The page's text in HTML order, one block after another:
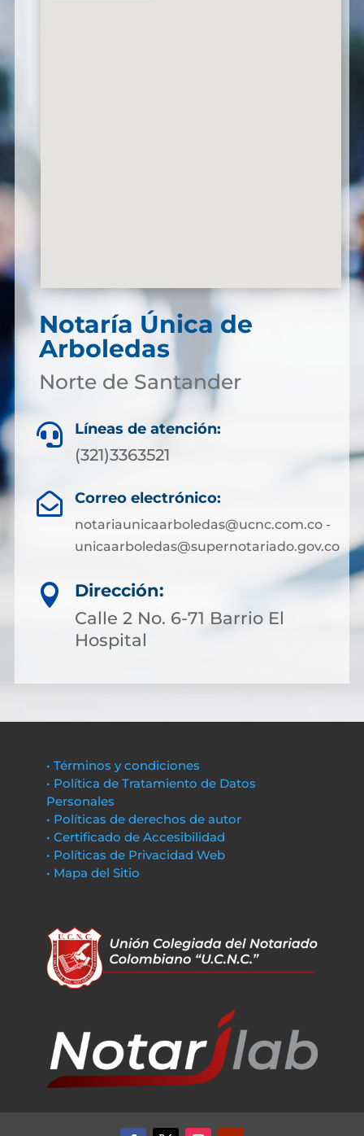
Notaría Única de
Arboledas
Norte de Santander
 Líneas de atención:
(321)3363521
 Correo electrónico:
notariaunicaarboledas@ucnc.com.co -
unicaarboledas@supernotariado.gov.co

Dirección:
Calle 2 No. 6-71 Barrio El
Hospital
• Términos y condiciones
• Política de Tratamiento de Datos
Personales
• Políticas de derechos de autor
• Certificado de Accesibilidad
• Políticas de Privacidad Web
• Mapa del Sitio